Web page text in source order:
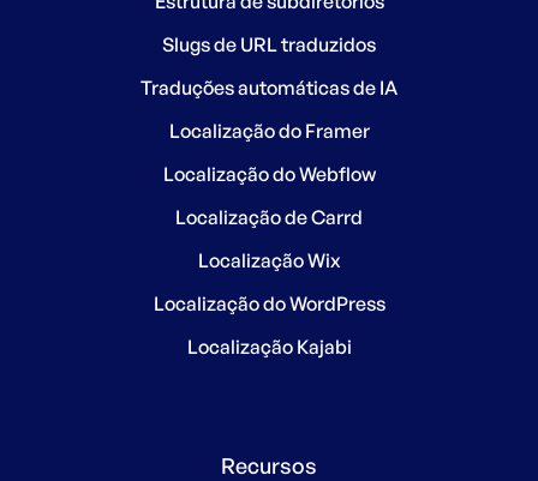
Slugs de URL traduzidos
Traduções automáticas de IA
Localização do Framer
Localização do Webflow
Localização de Carrd
Localização Wix
Localização do WordPress
Localização Kajabi
Recursos